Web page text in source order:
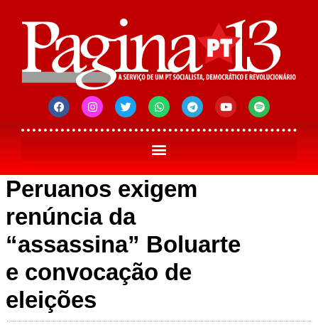
Peruanos exigem
renúncia da
“assassina” Boluarte
e convocação de
eleições